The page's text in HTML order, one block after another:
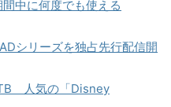
中に何度でも使える
シリーズを独占先行配信開
人気の「Disney